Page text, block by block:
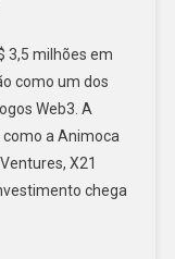
3,5 milhões em
como um dos
Web3. A
a Animoca
X21
chega